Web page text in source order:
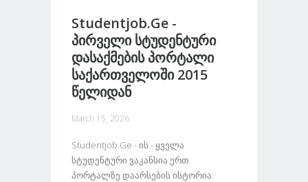
Studentjob.ge -
Პირველი Სტუდენტური
Დასაქმების Პორტალი
Საქართველოში 2015
Წელიდან
March 15, 2026
Studentjob.ge - Ის - Ყველა
Სტუდენტური Ვაკანსია Ერთ
Პორტალზე Დაარსების Ისტორია: